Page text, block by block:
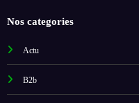
Nos categories
Actu
B2b